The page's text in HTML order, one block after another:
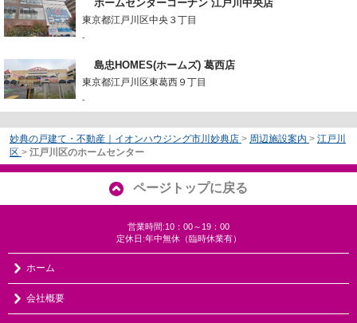
ホームセンターコーナン 江戸川中央店
東京都江戸川区中央３丁目
-
島忠HOMES(ホームズ) 葛西店
東京都江戸川区東葛西９丁目
-
妙典の戸建て・不動産｜イオンハウジング市川妙典店 > 周辺施設案内 > 江戸川
区 > 江戸川区のホームセンター
ページトップに戻る
営業時間:10：00～19：00
定休日:年中無休（臨時休業有）
ホーム
会社概要